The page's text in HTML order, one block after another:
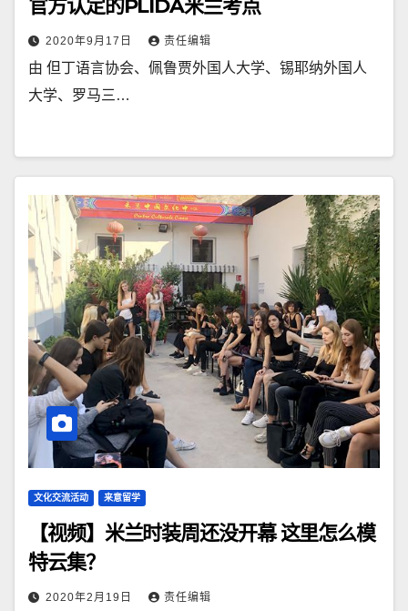
官方认定的PLIDA米兰考点
2020年9月17日 责任编辑
由 但丁语言协会、佩鲁贾外国人大学、锡耶纳外国人
大学、罗马三…
文化交流活动 来意留学
【视频】米兰时装周还没开幕 这里怎么模
特云集？
2020年2月19日 责任编辑